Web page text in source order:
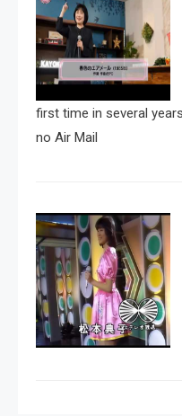
first time in several
no Air Mail